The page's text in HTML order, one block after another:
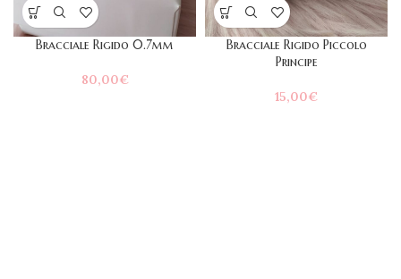
Bracciale Rigido 0.7mm
80,00€
Bracciale Rigido Piccolo
Principe
15,00€